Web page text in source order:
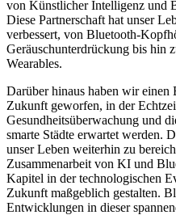
von Künstlicher Intelligenz und
Diese Partnerschaft hat unser
verbessert, von Bluetooth-
Geräuschunterdrückung bis hin
Wearables.
Darüber hinaus haben wir
Zukunft geworfen, in der
Gesundheitsüberwachung und
smarte Städte erwartet werden.
unser Leben weiterhin zu
Zusammenarbeit von KI und
Kapitel in der technologischen
Zukunft maßgeblich gestalten.
Entwicklungen in dieser